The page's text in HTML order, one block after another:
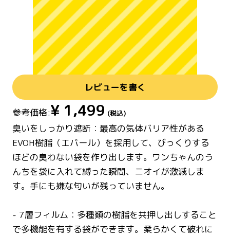
レビューを書く
参考価格:¥ 1,499 (税込)
臭いをしっかり遮断：最高の気体バリア性がある
EVOH樹脂（エバール）を採用して、びっくりする
ほどの臭わない袋を作り出します。ワンちゃんのう
んちを袋に入れて縛った瞬間、ニオイが激減しま
す。手にも嫌な匂いが残っていません。
- 7層フィルム：多種類の樹脂を共押し出しすること
で多機能を有する袋ができます。柔らかくて破れに